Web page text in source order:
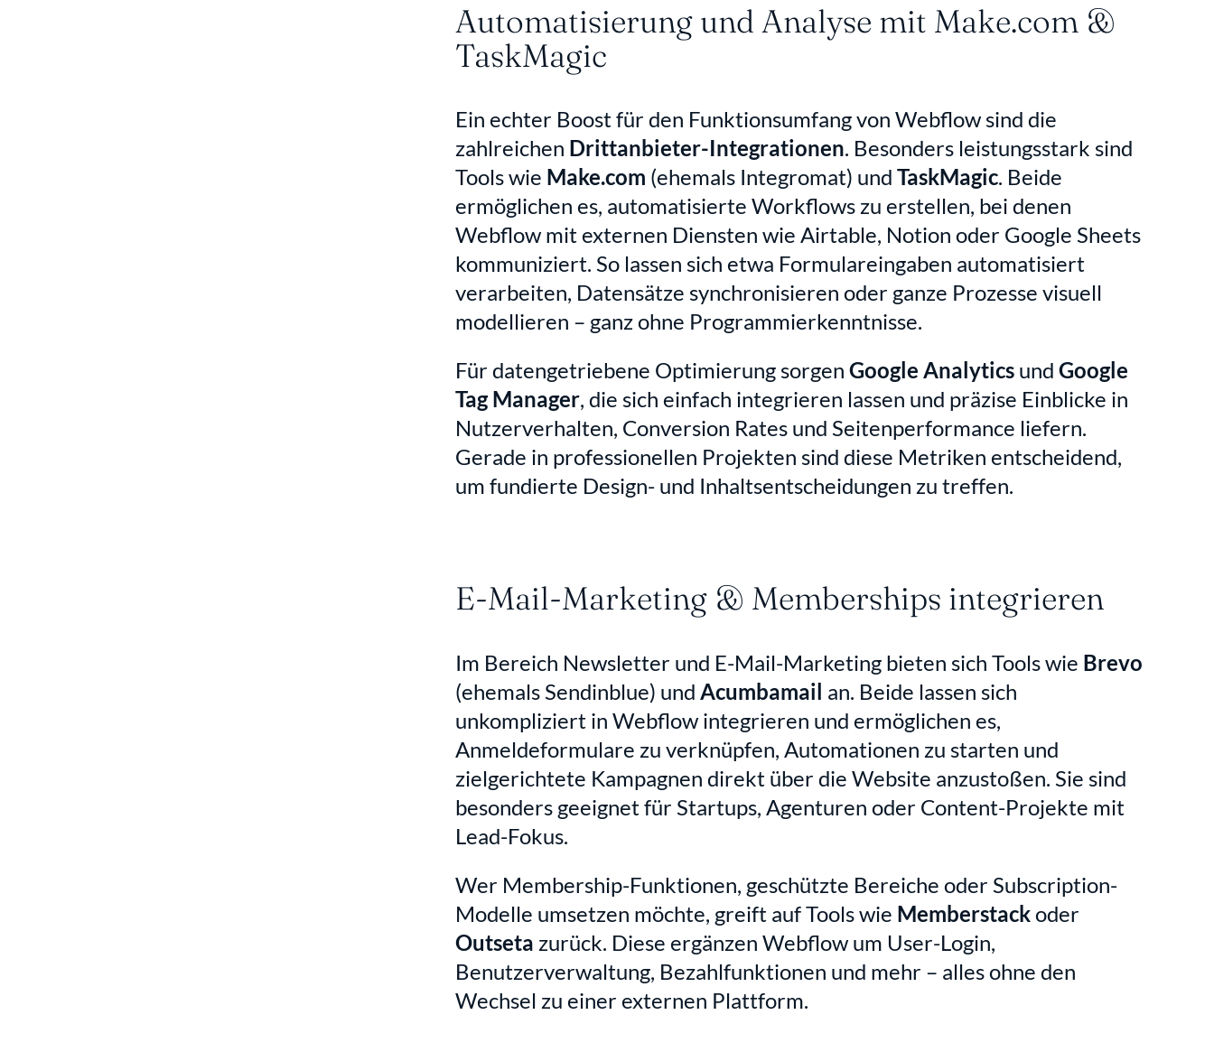
Automatisierung und Analyse mit Make.com &
TaskMagic
Ein echter Boost für den Funktionsumfang von Webflow sind die
zahlreichen Drittanbieter-Integrationen. Besonders leistungsstark sind
Tools wie Make.com (ehemals Integromat) und TaskMagic. Beide
ermöglichen es, automatisierte Workflows zu erstellen, bei denen
Webflow mit externen Diensten wie Airtable, Notion oder Google Sheets
kommuniziert. So lassen sich etwa Formulareingaben automatisiert
verarbeiten, Datensätze synchronisieren oder ganze Prozesse visuell
modellieren – ganz ohne Programmierkenntnisse.
Für datengetriebene Optimierung sorgen Google Analytics und Google
Tag Manager, die sich einfach integrieren lassen und präzise Einblicke in
Nutzerverhalten, Conversion Rates und Seitenperformance liefern.
Gerade in professionellen Projekten sind diese Metriken entscheidend,
um fundierte Design- und Inhaltsentscheidungen zu treffen.
E-Mail-Marketing & Memberships integrieren
Im Bereich Newsletter und E-Mail-Marketing bieten sich Tools wie Brevo
(ehemals Sendinblue) und Acumbamail an. Beide lassen sich
unkompliziert in Webflow integrieren und ermöglichen es,
Anmeldeformulare zu verknüpfen, Automationen zu starten und
zielgerichtete Kampagnen direkt über die Website anzustoßen. Sie sind
besonders geeignet für Startups, Agenturen oder Content-Projekte mit
Lead-Fokus.
Wer Membership-Funktionen, geschützte Bereiche oder Subscription-
Modelle umsetzen möchte, greift auf Tools wie Memberstack
Outseta zurück. Diese ergänzen Webflow um User-Login,
Benutzerverwaltung, Bezahlfunktionen und mehr – alles ohne den
Wechsel zu einer externen Plattform.